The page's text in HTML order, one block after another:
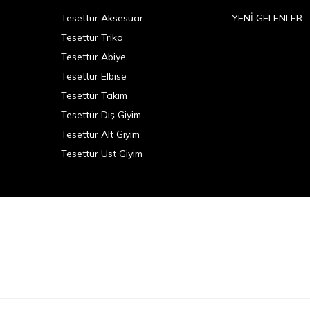
Tesettür Aksesuar
Tesettür Triko
Tesettür Abiye
Tesettür Elbise
Tesettür Takım
Tesettür Dış Giyim
Tesettür Alt Giyim
Tesettür Üst Giyim
YENİ GELENLER